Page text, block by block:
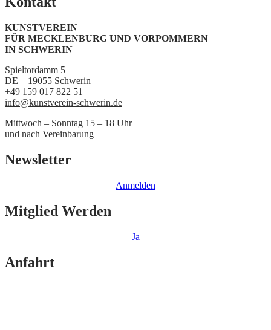
KUNSTVEREIN
FÜR MECKLENBURG UND VORPOMMERN
IN SCHWERIN
Spieltordamm 5
DE – 19055 Schwerin
+49 159 017 822 51
info@kunstverein-schwerin.de
Mittwoch – Sonntag 15 – 18 Uhr
und nach Vereinbarung
Newsletter
Anmelden
Mitglied Werden
Ja
Anfahrt